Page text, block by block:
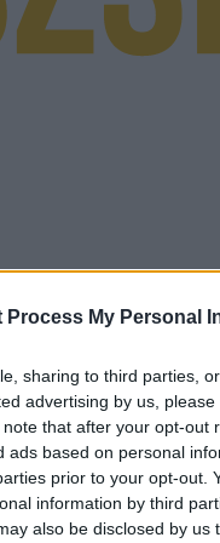
Process My Personal
sharing to third parties,
advertising by us,
that after your opt-out
ads based on personal
prior to your opt-out.
information by third
also be disclosed by us